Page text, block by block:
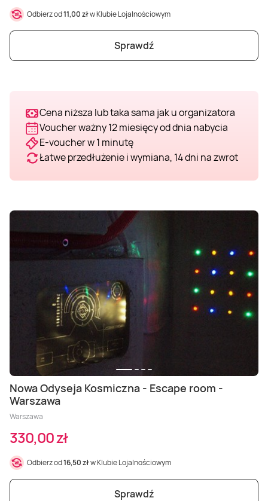
Odbierz od11,00 złw Klubie Lojalnościowym
Sprawdź
Cena niższa lub taka sama jak u organizatora
Voucher ważny 12 miesięcy od dnia nabycia
E-voucher w 1 minutę
Łatwe przedłużenie i wymiana, 14 dni na zwrot
Nowa Odyseja Kosmiczna - Escape room -
Warszawa
Warszawa
330,00 zł
Odbierz od16,50 złw Klubie Lojalnościowym
Sprawdź